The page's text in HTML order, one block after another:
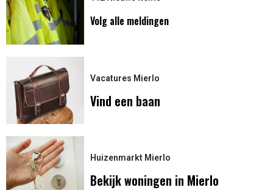
Volg alle meldingen
Vacatures Mierlo
Vind een baan
Huizenmarkt Mierlo
Bekijk woningen in Mierlo